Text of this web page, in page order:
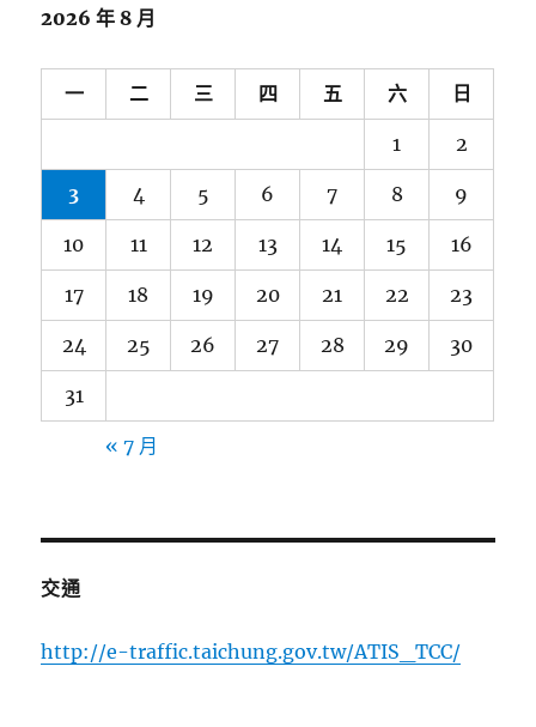
2026 年 8 月
一 二 三 四 五 六 日
1 2
3 4 5 6 7 8 9
10 11 12 13 14 15 16
17 18 19 20 21 22 23
24 25 26 27 28 29 30
31
« 7 月
交通
http://e-traffic.taichung.gov.tw/ATIS_TCC/